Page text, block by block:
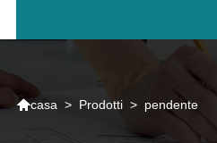
casa > Prodotti > pendente